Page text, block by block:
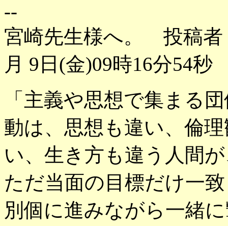
--
宮崎先生様へ。 投稿
月 9日(金)09時16分54秒
「主義や思想で集まる
動は、思想も違い、倫
い、生き方も違う人間
ただ当面の目標だけ一
別個に進みながら一緒